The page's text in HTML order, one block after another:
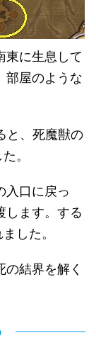
東に生息して
部屋のような
と、死魔獣の
。
入口に戻っ
します。する
した。
結界を解く